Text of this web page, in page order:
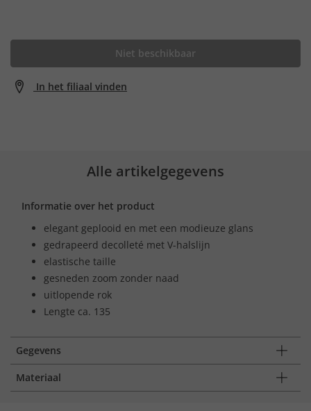
Niet beschikbaar
In het filiaal vinden
Alle artikelgegevens
Informatie over het product
elegant geplooid en met een modieuze glans
gedrapeerd decolleté met V-halslijn
elastische taille
gesneden zoom zonder naad
uitlopende rok
Lengte ca. 135
Gegevens
Materiaal